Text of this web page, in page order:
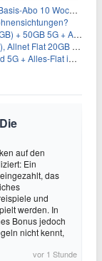
10 Wochen für 10€
Netz für 19,99€/Monat – eff. 2,36€/Monat
für 14,99€/Monat – eff. 2,07€/Monat
29,99€/Monat – eff. 1,15€/Monat
auf den
Ein
das
und
werden. In
Bonus jedoch
nicht kennt,
vor 1 Stunde